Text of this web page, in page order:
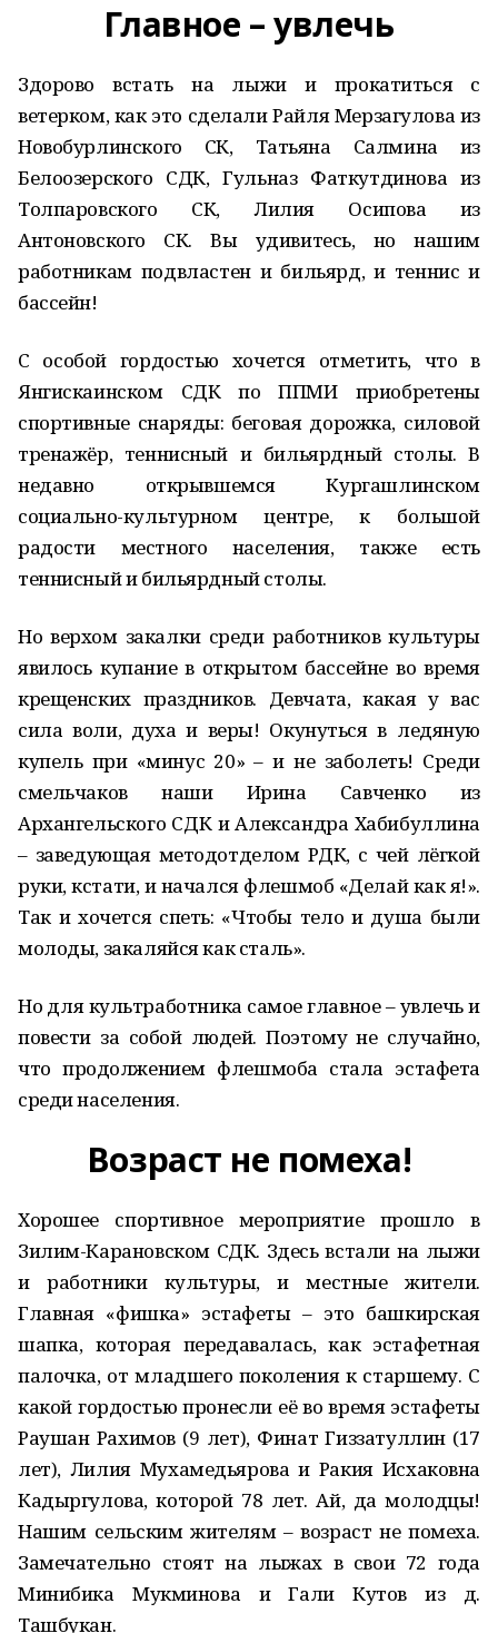
Главное – увлечь
Здорово встать на лыжи и прокатиться с
ветерком, как это сделали Райля Мерзагулова из
Новобурлинского СК, Татьяна Салмина из
Белоозерского СДК, Гульназ Фаткутдинова из
Толпаровского СК, Лилия Осипова из
Антоновского СК. Вы удивитесь, но нашим
работникам подвластен и бильярд, и теннис и
бассейн!
С особой гордостью хочется отметить, что в
Янгискаинском СДК по ППМИ приобретены
спортивные снаряды: беговая дорожка, силовой
тренажёр, теннисный и бильярдный столы. В
недавно открывшемся Кургашлинском
социально-культурном центре, к большой
радости местного населения, также есть
теннисный и бильярдный столы.
Но верхом закалки среди работников культуры
явилось купание в открытом бассейне во время
крещенских праздников. Девчата, какая у вас
сила воли, духа и веры! Окунуться в ледяную
купель при «минус 20» – и не заболеть! Среди
смельчаков наши Ирина Савченко из
Архангельского СДК и Александра Хабибуллина
– заведующая методотделом РДК, с чей лёгкой
руки, кстати, и начался флешмоб «Делай как я!».
Так и хочется спеть: «Чтобы тело и душа были
молоды, закаляйся как сталь».
Но для культработника самое главное – увлечь и
повести за собой людей. Поэтому не случайно,
что продолжением флешмоба стала эстафета
среди населения.
Возраст не помеха!
Хорошее спортивное мероприятие прошло в
Зилим-Карановском СДК. Здесь встали на лыжи
и работники культуры, и местные жители.
Главная «фишка» эстафеты – это башкирская
шапка, которая передавалась, как эстафетная
палочка, от младшего поколения к старшему. С
какой гордостью пронесли её во время эстафеты
Раушан Рахимов (9 лет), Финат Гиззатуллин (17
лет), Лилия Мухамедьярова и Ракия Исхаковна
Кадыргулова, которой 78 лет. Ай, да молодцы!
Нашим сельским жителям – возраст не помеха.
Замечательно стоят на лыжах в свои 72 года
Минибика Мукминова и Гали Кутов из д.
Ташбукан.